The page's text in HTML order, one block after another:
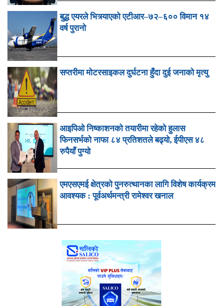
बुद्ध एयरले भित्र्याएको एटीआर–७२–६०० विमान १४
वर्ष पुरानो
सप्तरीमा मोटरसाइकल दुर्घटना हुँदा दुई जनाको मृत्यु
आइपिओ निष्काशनको तयारीमा रहेको हुलास
फिनसर्भको नाफा ८४ प्रतिशतले बढ्यो, ईपीएस ४८
रुपैयाँ पुग्यो
एमएसएमई क्षेत्रको पुनरुत्थानका लागि विशेष कार्यक्रम
आवश्यक : पूर्वअर्थमन्त्री रामेश्वर खनाल